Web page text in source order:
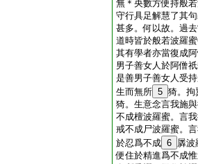
無＊央數方便持般
守行具足解慧了其
甚多。何以故。過
道時皆於般若波羅
其有學者亦當復成
男子善女人於阿僧
是善男子善女人受
生而無所 5 猗。拘
猗。生意念言我施
不成檀波羅蜜。言
戒不成尸波羅蜜。
於忍爲不成 6 羼波
便住於精進爲不成